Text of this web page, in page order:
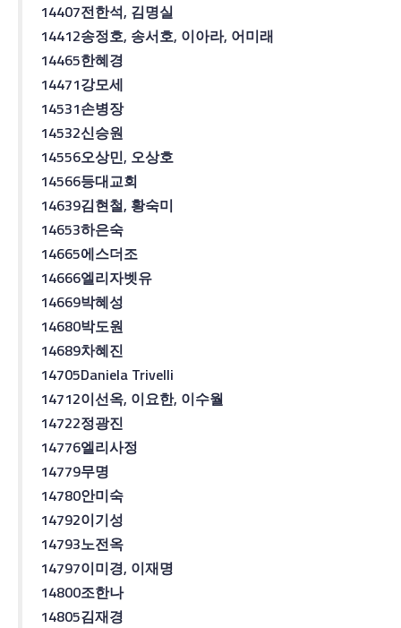
14407전한석, 김명실
14412송정호, 송서호, 이아라, 어미래
14465한혜경
14471강모세
14531손병장
14532신승원
14556오상민, 오상호
14566등대교회
14639김현철, 황숙미
14653하은숙
14665에스더조
14666엘리자벳유
14669박혜성
14680박도원
14689차혜진
14705Daniela Trivelli
14712이선옥, 이요한, 이수월
14722정광진
14776엘리사정
14779무명
14780안미숙
14792이기성
14793노전옥
14797이미경, 이재명
14800조한나
14805김재경